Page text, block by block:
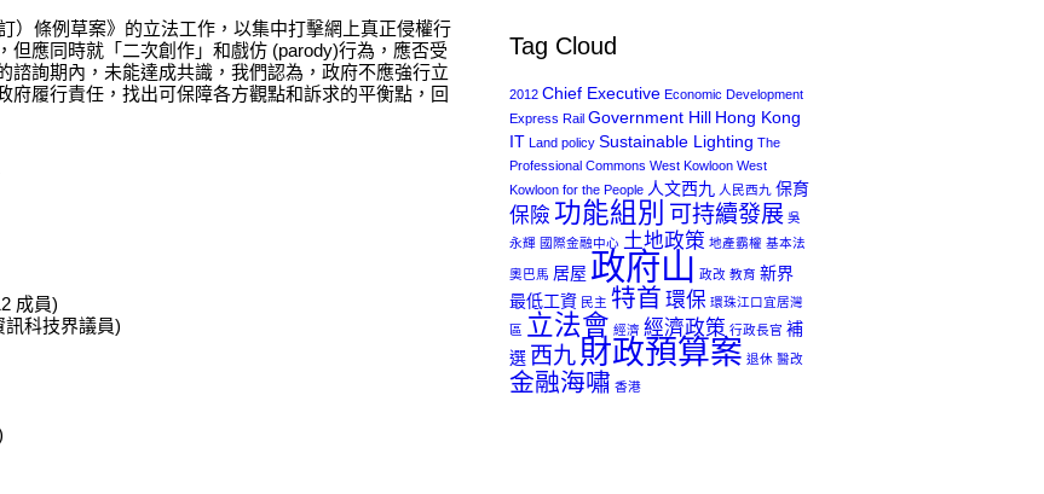
）條例草案》的立法工作，以集中打擊網上真正侵權行
但應同時就「二次創作」和戲仿 (parody)行為，應否受
諮詢期內，未能達成共識，我們認為，政府不應強行立
府履行責任，找出可保障各方觀點和訴求的平衡點，回
成員)
訊科技界議員)
Tag Cloud
2012 Chief Executive Economic Development
Express Rail Government Hill Hong Kong
IT Land policy Sustainable Lighting The
Professional Commons West Kowloon West
Kowloon for the People 人文西九 人民西九 保育
保險 功能組別 可持續發展 吳
永輝 國際金融中心 土地政策 地產霸權 基本法
奧巴馬 居屋 政府山 政改 教育 新界
最低工資 民主 特首 環保 環珠江口宜居灣
區 立法會 經濟 經濟政策 行政長官 補
選 西九財政預算案 退休 醫改
金融海嘯 香港